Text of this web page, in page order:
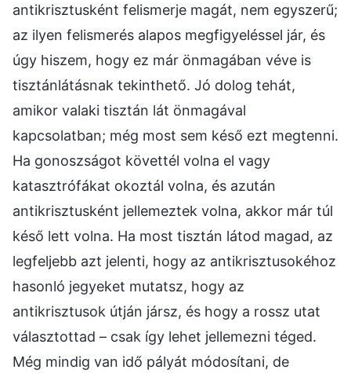
antikrisztusként felismerje magát, nem egyszerű;
az ilyen felismerés alapos megfigyeléssel jár, és
úgy hiszem, hogy ez már önmagában véve is
tisztánlátásnak tekinthető. Jó dolog tehát,
amikor valaki tisztán lát önmagával
kapcsolatban; még most sem késő ezt megtenni.
Ha gonoszságot követtél volna el vagy
katasztrófákat okoztál volna, és azután
antikrisztusként jellemeztek volna, akkor már túl
késő lett volna. Ha most tisztán látod magad, az
legfeljebb azt jelenti, hogy az antikrisztusokéhoz
hasonló jegyeket mutatsz, hogy az
antikrisztusok útján jársz, és hogy a rossz utat
választottad – csak így lehet jellemezni téged.
Még mindig van idő pályát módosítani, de